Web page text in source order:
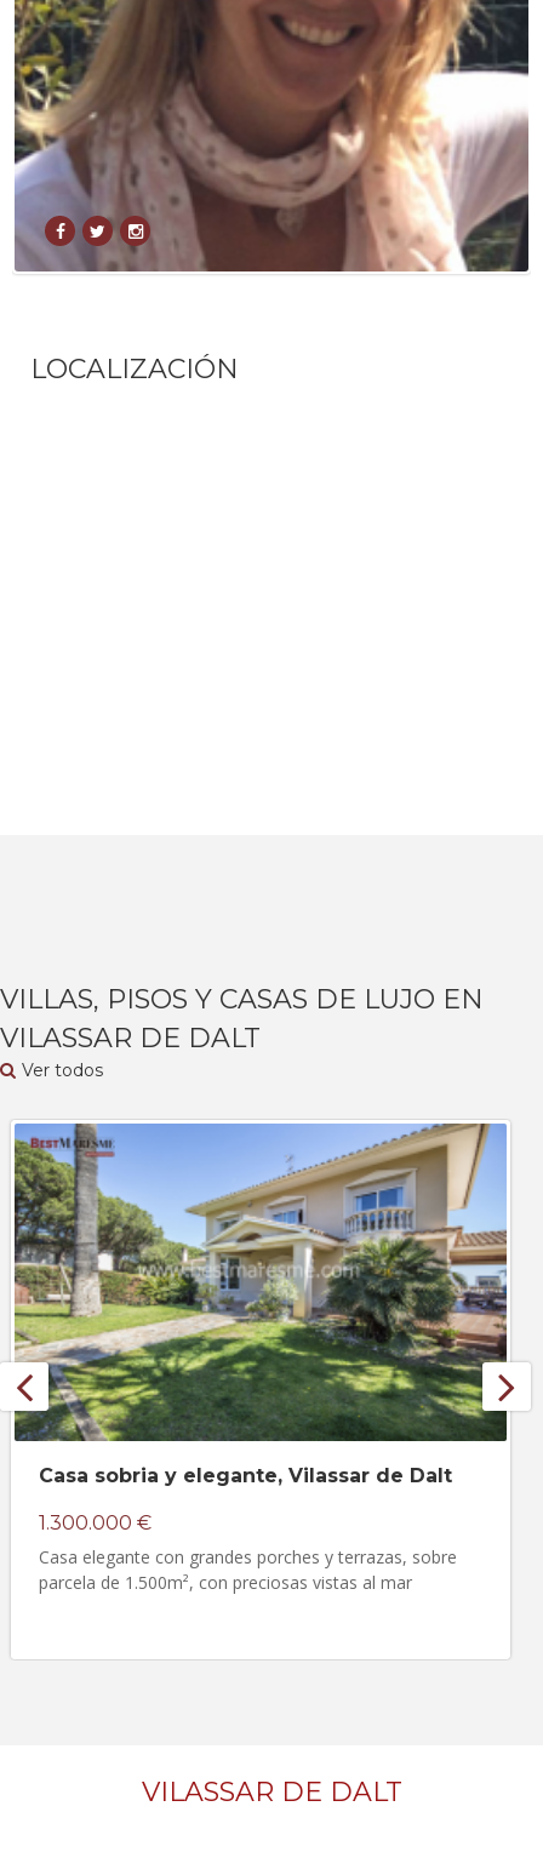
LOCALIZACIÓN
VILLAS, PISOS Y CASAS DE LUJO EN
VILASSAR DE DALT
Ver todos
Casa sobria y elegante, Vilassar de Dalt
1.300.000 €
Casa elegante con grandes porches y terrazas, sobre
parcela de 1.500m², con preciosas vistas al mar
VILASSAR DE DALT